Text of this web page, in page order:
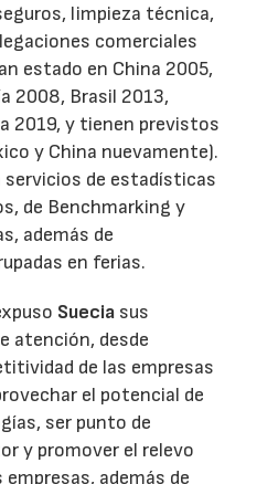
limpieza técnica,
comerciales
estado en China 2005,
2008, Brasil 2013,
2019, y tienen previstos
y China nuevamente).
de estadísticas
de Benchmarking y
además de
en ferias.
Suecia sus
atención, desde
de las empresas
el potencial de
ser punto de
y promover el relevo
además de